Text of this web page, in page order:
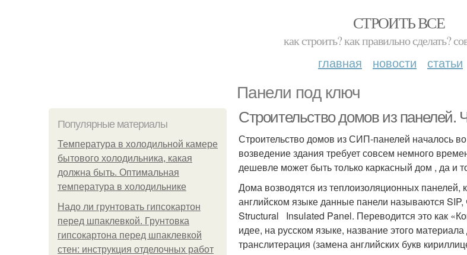
СТРОИТЬ ВСЕ
как строить? как правильно сделать?
главная новости статьи
Панели под ключ
Популярные материалы
Температура в холодильной камере
бытового холодильника, какая
должна быть. Оптимальная
температура в холодильнике
Надо ли грунтовать гипсокартон
перед шпаклевкой. Грунтовка
гипсокартона перед шпаклевкой
стен: инструкция отделочных работ
Строительство домов из панелей.
Строительство домов из СИП-панелей началось
возведение здания требует совсем немного
дешевле может быть только каркасный дом , да и
Дома возводятся из теплоизоляционных
английском языке данные панели называются
Structural Insulated Panel. Переводится это как
идее, на русском языке, название этого
транслитерация (замена английских букв